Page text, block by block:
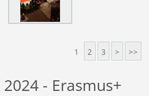
1 2 3 > >>
- Erasmus+